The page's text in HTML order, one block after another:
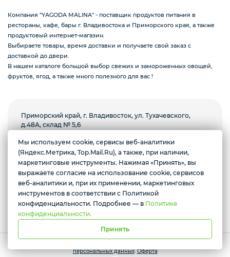
Яйцо
Подарочные наборы из ягод и фруктов
Компания "YAGODA MALINA" - поставщик продуктов питания в
рестораны, кафе, бары г. Владивостока и Приморского края, а также
продуктовый интернет-магазин.
Выбираете товары, время доставки и получаете свой заказ с
доставкой до двери.
В нашем каталоге большой выбор свежих и замороженных овощей,
фруктов, ягод, а также много полезного для вас !
Приморский край, г. Владивосток, ул. Тухачевского,
д.48А, склад № 5,6
Пн-пт с 8.00 до 18.00, суббота с 9.00 до 13.00.
Воскресенье выходной
Условия доставки
*Instagram призана экстремистской организацией и запрещена в
РФ
персональных данных.Оферта
Мы используем cookie, сервисы веб-аналитики
(Яндекс.Метрика, Top.Mail.Ru), а также, при наличии,
маркетинговые инструменты. Нажимая «Принять», вы
выражаете согласие на использование cookie, сервисов
веб-аналитики и, при их применении, маркетинговых
инструментов в соответствии с Политикой
конфиденциальности. Подробнее — в Политике
конфиденциальности.
Принять
Желаете подозвать сотрудника